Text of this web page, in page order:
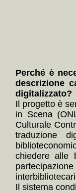
Perché è
descrizione
digitalizzato?
Il progetto è
in Scena
Culturale
traduzione
chiedere alle
Il sistema